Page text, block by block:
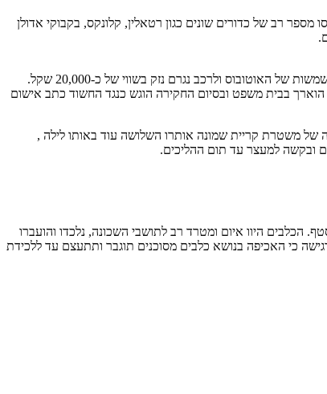
לצריכה עצמית. ברשות החשוד נתפסו מספר רב של כדורים שונים כגון רטאלין, קלונקס, בקבוקי אדולן
נהג אוטובוס של אחד מאתרי הנופש באזור התלונן במשטרה במהלך החג כי לאחר שאסף נוסעים והחל בנסיעה נזרקה לעבר האוטובוס אבן שניפצה את אחת השמשות של האוטובוס ולרכב נגרם נזק בשווי של כ-20,000 שקל.
הארץ בשנות ה-20 לחייו. החשוד נחקר ומסר את גרסתו. מעצרו הוארך בבית משפט ובסיום החקירה הוגש כנגד החשוד כתב אישום
אלפי שקלים. בפעילות זריזה של משטרת קריית שמונה אותרו השלושה עוד באותו לילה ,
ובקשה למעצר עד תום ההליכים.
הכלבים היוו איום ומטרד רב לתושבי השכונה, נלכדו והועברו
את גרסתו. המשטרה מדגישה כי האכיפה בנושא כלבים מסוכנים תוגבר ותתעצם עד ללכידת